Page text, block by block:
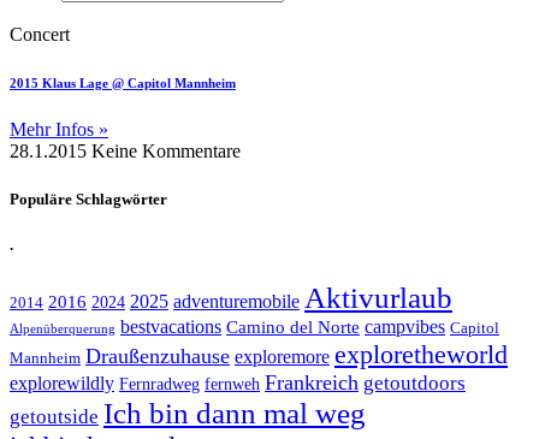
Concert
2015 Klaus Lage @ Capitol Mannheim
Mehr Infos »
28.1.2015 Keine Kommentare
Populäre Schlagwörter
.
2014 2016 2024 2025 adventuremobile Aktivurlaub
Alpenüberquerung bestvacations Camino del Norte campvibes Capitol
Mannheim Draußenzuhause exploremore exploretheworld
explorewildly Fernradweg fernweh Frankreich getoutdoors
getoutside Ich bin dann mal weg